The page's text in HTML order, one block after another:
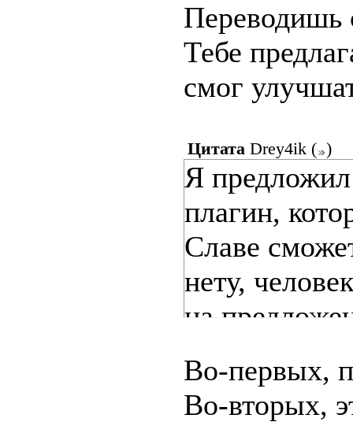
Переводишь
Тебе
смог
Цитата Drey4ik ( )
Я предложил
плагин,
Славе
нету,
на
Во-первых,
Во-вторых,